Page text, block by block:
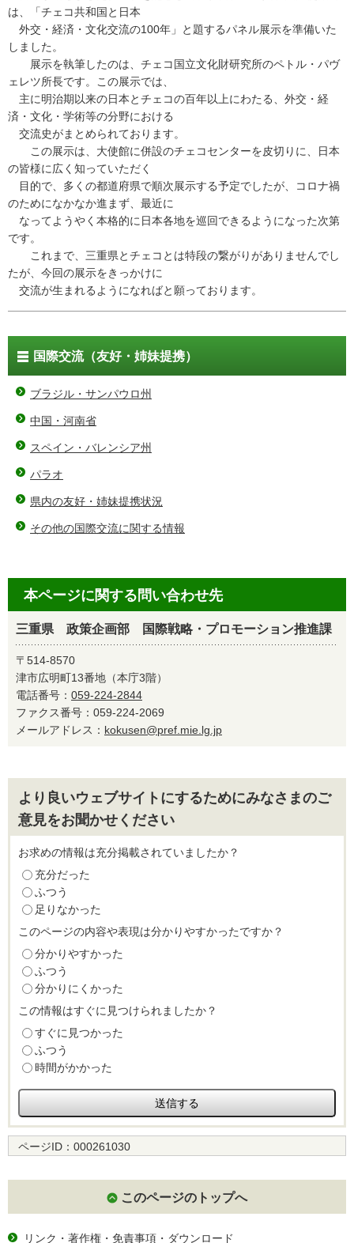
は、「チェコ共和国と日本
外交・経済・文化交流の100年」と題するパネル展示を準備いた
しました。
展示を執筆したのは、チェコ国立文化財研究所のペトル・パヴ
ェレツ所長です。この展示では、
主に明治期以来の日本とチェコの百年以上にわたる、外交・経
済・文化・学術等の分野における
交流史がまとめられております。
この展示は、大使館に併設のチェコセンターを皮切りに、日本
の皆様に広く知っていただく
目的で、多くの都道府県で順次展示する予定でしたが、コロナ禍
のためになかなか進まず、最近に
なってようやく本格的に日本各地を巡回できるようになった次第
です。
これまで、三重県とチェコとは特段の繋がりがありませんでし
たが、今回の展示をきっかけに
交流が生まれるようになればと願っております。
国際交流（友好・姉妹提携）
ブラジル・サンパウロ州
中国・河南省
スペイン・バレンシア州
パラオ
県内の友好・姉妹提携状況
その他の国際交流に関する情報
本ページに関する問い合わせ先
三重県 政策企画部 国際戦略・プロモーション推進課
〒514-8570
津市広明町13番地（本庁3階）
電話番号： 059-224-2844
ファクス番号：059-224-2069
メールアドレス： kokusen@pref.mie.lg.jp
より良いウェブサイトにするためにみなさまのご
意見をお聞かせください
お求めの情報は充分掲載されていましたか？
充分だった
ふつう
足りなかった
このページの内容や表現は分かりやすかったですか？
分かりやすかった
ふつう
分かりにくかった
この情報はすぐに見つけられましたか？
すぐに見つかった
ふつう
時間がかかった
ページID： 000261030
このページのトップへ
リンク・著作権・免責事項・ダウンロード